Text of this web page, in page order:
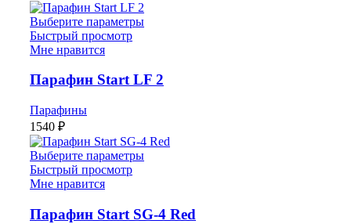
Выберите параметры
Быстрый просмотр
Мне нравится
Парафин Start LF 2
Парафины
1540 ₽
Выберите параметры
Быстрый просмотр
Мне нравится
Парафин Start SG-4 Red